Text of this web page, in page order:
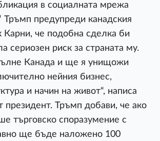
в социалната мрежа
Тръмп предупреди канадския
че подобна сделка би
сериозен риск за страната му.
Канада и ще я унищожи
нейния бизнес,
и начин на живот“, написа
президент. Тръмп добави, че ако
търговско споразумение с
ще бъде наложено 100